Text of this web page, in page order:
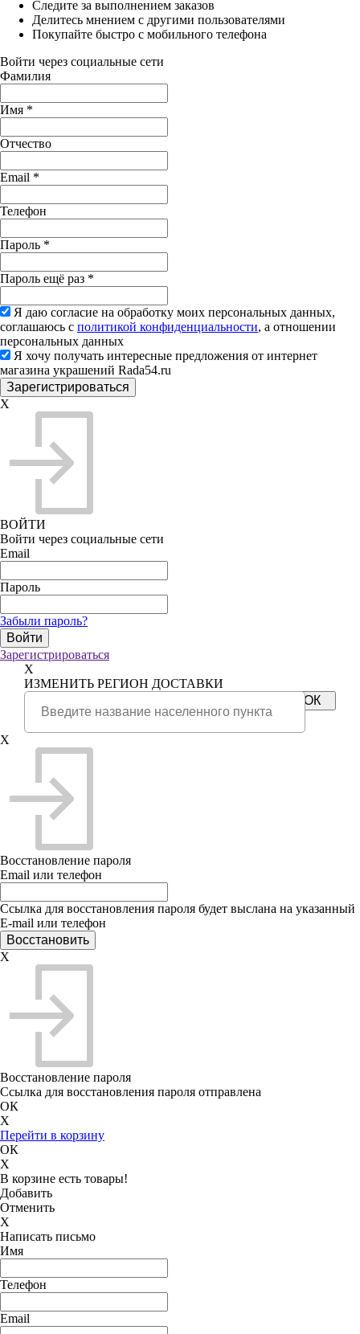
Следите за выполнением заказов
Делитесь мнением с другими пользователями
Покупайте быстро с мобильного телефона
Войти через социальные сети
Фамилия
Имя *
Отчество
Email *
Телефон
Пароль *
Пароль ещё раз *
Я даю согласие на обработку моих персональных данных,
соглашаюсь с политикой конфиденциальности, а отношении
персональных данных
Я хочу получать интересные предложения от интернет
магазина украшений Rada54.ru
X
ВОЙТИ
Войти через социальные сети
Email
Пароль
Забыли пароль?
Зарегистрироваться
X
ИЗМЕНИТЬ РЕГИОН ДОСТАВКИ
X
Восстановление пароля
Email или телефон
Ссылка для восстановления пароля будет выслана на указанный
E-mail или телефон
X
Восстановление пароля
Ссылка для восстановления пароля отправлена
ОК
X
Перейти в корзину
ОК
X
В корзине есть товары!
Добавить
Отменить
X
Написать письмо
Имя
Телефон
Email